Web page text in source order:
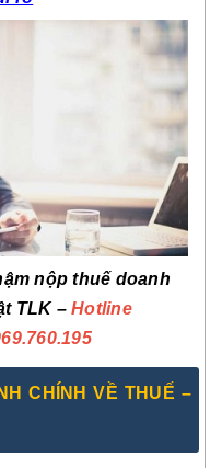
nộp thuế doanh
TLK –Hotline
CHÍNH VỀ THUẾ –